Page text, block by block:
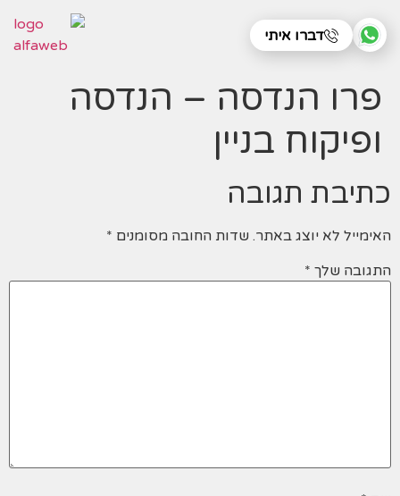
דברו איתי
פרו הנדסה – הנדסה
ופיקוח בניין
כתיבת תגובה
האימייל לא יוצג באתר. שדות החובה מסומנים *
התגובה שלך *